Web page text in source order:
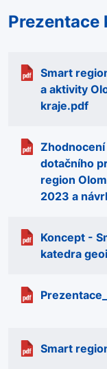
Prezentace
Smart
a aktivity
kraje.pdf
dotačního
region
2023 a
Koncept -
katedra
Smart